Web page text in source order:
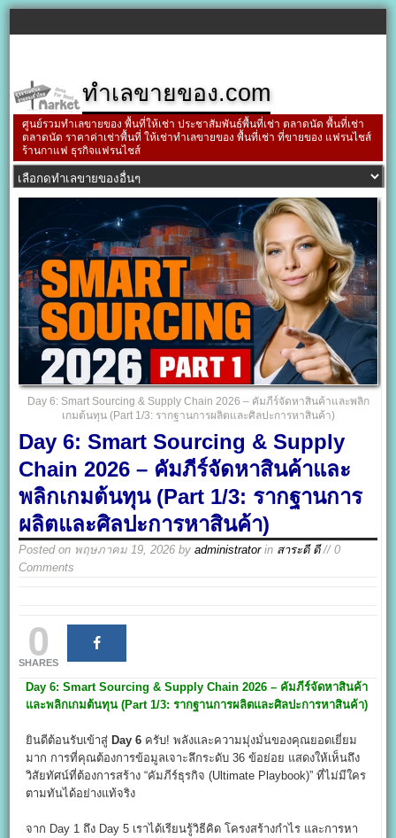
ทำเลขายของ.com
ศูนย์รวมทำเลขายของ พื้นที่ให้เช่า ประชาสัมพันธ์พื้นที่เช่า ตลาดนัด พื้นที่เช่า
ตลาดนัด ราคาค่าเช่าพื้นที่ ให้เช่าทำเลขายของ พื้นที่เช่า ที่ขายของ แฟรนไชส์
ร้านกาแฟ ธุรกิจแฟรนไชส์
Day 6: Smart Sourcing & Supply Chain 2026 – คัมภีร์จัดหาสินค้าและพลิก
เกมต้นทุน (Part 1/3: รากฐานการผลิตและศิลปะการหาสินค้า)
Day 6: Smart Sourcing & Supply
Chain 2026 – คัมภีร์จัดหาสินค้าและ
พลิกเกมต้นทุน (Part 1/3: รากฐานการ
ผลิตและศิลปะการหาสินค้า)
Posted on พฤษภาคม 19, 2026 byadministratorin สาระดี ดี// 0
Comments
0
SHARES
Day 6: Smart Sourcing & Supply Chain 2026 – คัมภีร์จัดหาสินค้า
และพลิกเกมต้นทุน (Part 1/3:รากฐานการผลิตและศิลปะการหาสินค้า)
ยินดีต้อนรับเข้าสู่ Day 6 ครับ! พลังและความมุ่งมั่นของคุณยอดเยี่ยม
มาก การที่คุณต้องการข้อมูลเจาะลึกระดับ 36 ข้อย่อย แสดงให้เห็นถึง
วิสัยทัศน์ที่ต้องการสร้าง “คัมภีร์ธุรกิจ (Ultimate Playbook)” ที่ไม่มีใคร
ตามทันได้อย่างแท้จริง
จาก Day 1 ถึง Day 5 เราได้เรียนรู้วิธีคิด โครงสร้างกำไร และการหา